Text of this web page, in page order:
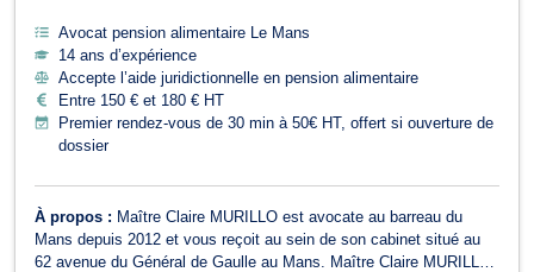
Avocat pension alimentaire Le Mans
14 ans d’expérience
Accepte l’aide juridictionnelle en pension alimentaire
Entre 150 € et 180 € HT
Premier rendez-vous de 30 min à 50€ HT, offert si ouverture de
dossier
À propos : Maître Claire MURILLO est avocate au barreau du
Mans depuis 2012 et vous reçoit au sein de son cabinet situé au
62 avenue du Général de Gaulle au Mans. Maître Claire MURILLO